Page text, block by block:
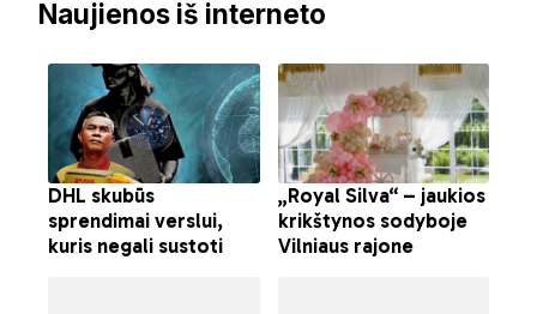
Naujienos iš interneto